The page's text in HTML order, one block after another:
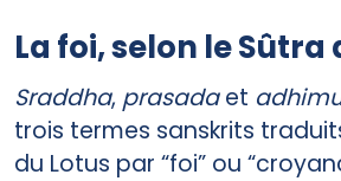
La foi, selon le Sûtra
Sraddha, prasadaet
trois termes sanskrits
du Lotus par “foi” ou